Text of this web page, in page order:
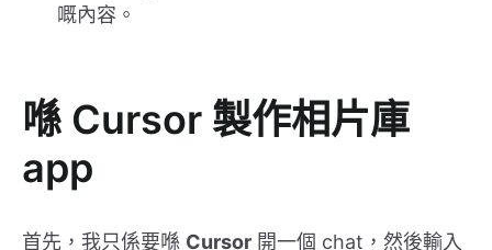
嘅內容。
喺 Cursor 製作相片庫
app
首先，我只係要喺 Cursor 開一個 chat，然後輸入